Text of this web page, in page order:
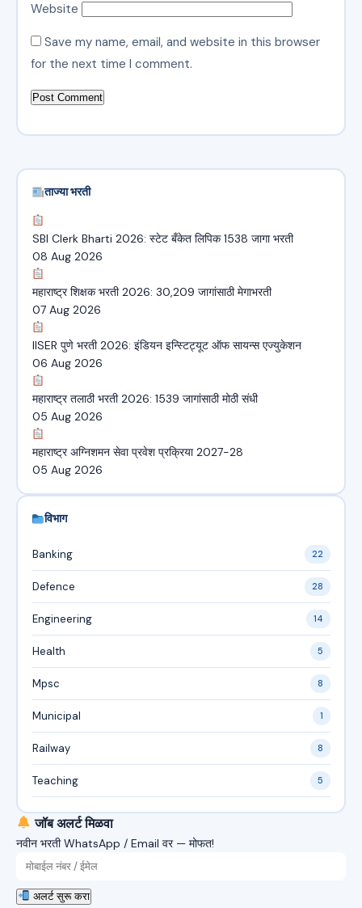
Website
Save my name, email, and website in this browser
for the next time I comment.
ताज्या भरती
SBI Clerk Bharti 2026: स्टेट बँकेत लिपिक 1538 जागा भरती
08 Aug 2026
महाराष्ट्र शिक्षक भरती 2026: 30,209 जागांसाठी मेगाभरती
07 Aug 2026
IISER पुणे भरती 2026: इंडियन इन्स्टिट्यूट ऑफ सायन्स एज्युकेशन
06 Aug 2026
महाराष्ट्र तलाठी भरती 2026: 1539 जागांसाठी मोठी संधी
05 Aug 2026
महाराष्ट्र अग्निशमन सेवा प्रवेश प्रक्रिया 2027-28
05 Aug 2026
विभाग
Banking 22
Defence 28
Engineering 14
Health 5
Mpsc 8
Municipal 1
Railway 8
Teaching 5
जॉब अलर्ट मिळवा
नवीन भरती WhatsApp / Email वर — मोफत!
अलर्ट सुरू करा